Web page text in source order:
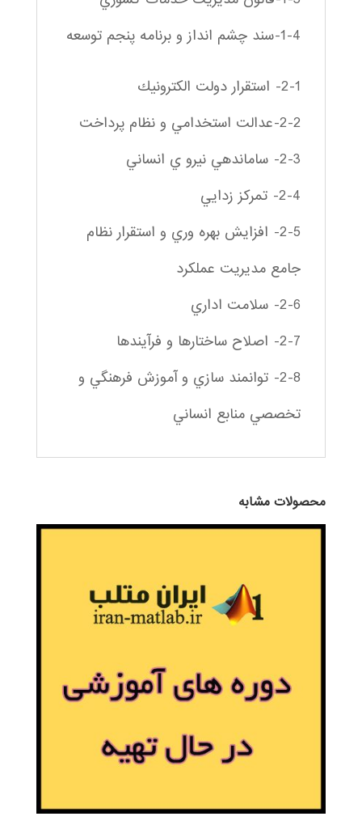
1-4-سند چشم انداز و برنامه پنجم توسعه
2-1- استقرار دولت الكترونيك
2-2-عدالت استخدامي و نظام پرداخت
2-3- ساماندهي نيرو ي انساني
2-4- تمركز زدايي
2-5- افزايش بهره وري و استقرار نظام
جامع مديريت عملكرد
2-6- سلامت اداري
2-7- اصلاح ساختارها و فرآيندها
2-8- توانمند سازي و آموزش فرهنگي و
تخصصي منابع انساني
محصولات مشابه